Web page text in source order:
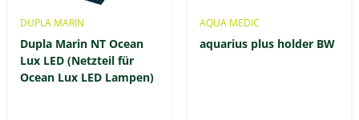
DUPLA MARIN
Dupla Marin NT Ocean
Lux LED (Netzteil für
Ocean Lux LED Lampen)
AQUA MEDIC
aquarius plus holder BW